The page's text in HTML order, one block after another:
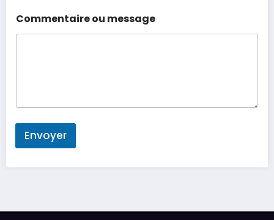
Commentaire ou message
Envoyer